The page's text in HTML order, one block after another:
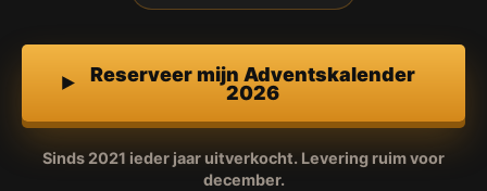
Reserveer mijn Adventskalender
2026
Sinds 2021 ieder jaar uitverkocht. Levering ruim voor
december.